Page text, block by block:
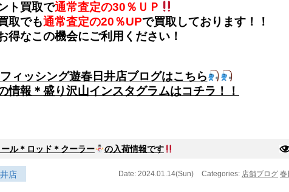
ト買取で通常査定の30％ＵＰ
取でも通常査定の20％UPで買取しております！！
得なこの機会にご利用ください！
フィッシング遊春日井店ブログはこちら
情報＊盛り沢山インスタグラムはコチラ！！
ール＊ロッド＊クーラー の入荷情報です
店 Date: 2024.01.14(Sun) Categories: 店舗ブログ 春